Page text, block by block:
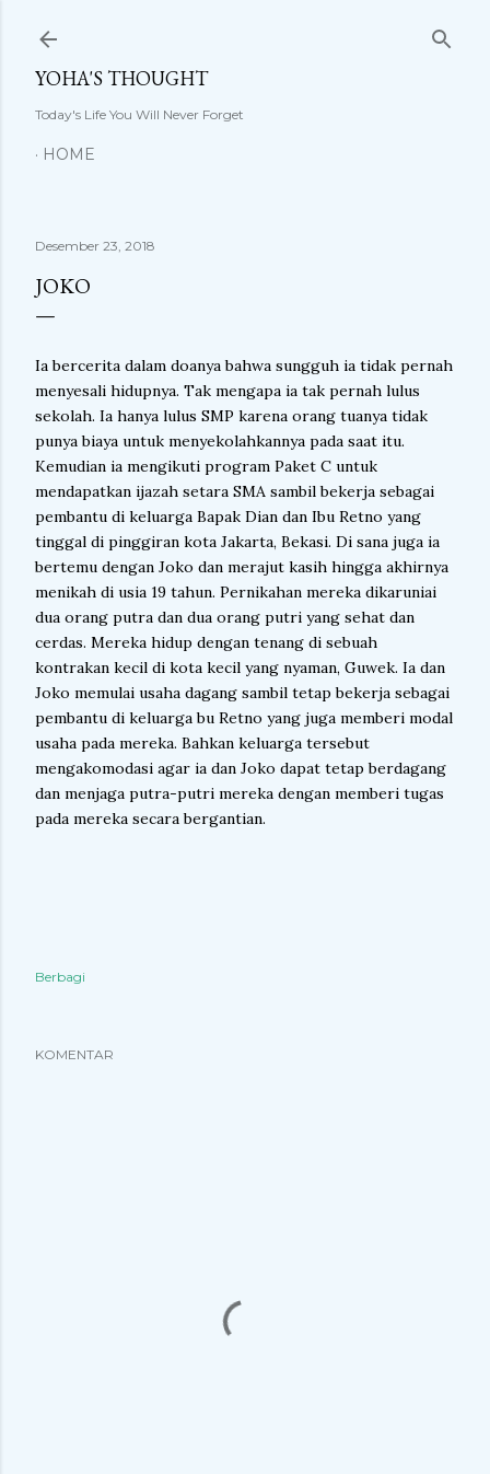
YOHA'S THOUGHT
Today's Life You Will Never Forget
HOME
Desember 23, 2018
JOKO
Ia bercerita dalam doanya bahwa sungguh ia tidak pernah
menyesali hidupnya. Tak mengapa ia tak pernah lulus
sekolah. Ia hanya lulus SMP karena orang tuanya tidak
punya biaya untuk menyekolahkannya pada saat itu.
Kemudian ia mengikuti program Paket C untuk
mendapatkan ijazah setara SMA sambil bekerja sebagai
pembantu di keluarga Bapak Dian dan Ibu Retno yang
tinggal di pinggiran kota Jakarta, Bekasi. Di sana juga ia
bertemu dengan Joko dan merajut kasih hingga akhirnya
menikah di usia 19 tahun. Pernikahan mereka dikaruniai
dua orang putra dan dua orang putri yang sehat dan
cerdas. Mereka hidup dengan tenang di sebuah
kontrakan kecil di kota kecil yang nyaman, Guwek. Ia dan
Joko memulai usaha dagang sambil tetap bekerja sebagai
pembantu di keluarga bu Retno yang juga memberi modal
usaha pada mereka. Bahkan keluarga tersebut
mengakomodasi agar ia dan Joko dapat tetap berdagang
dan menjaga putra-putri mereka dengan memberi tugas
pada mereka secara bergantian.
Berbagi
KOMENTAR